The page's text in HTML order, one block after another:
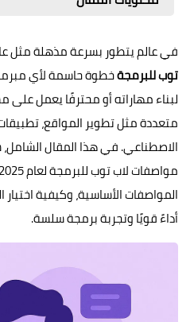
في عالم يتطور بسرعة مذهلة مثل
توب للبرمجةخطوة حاسمة لأي
لبناء مهاراته أو محترفًا يعمل
متعددة مثل تطوير المواقع،
الاصطناعي. في هذا المقال
المواصفات الأساسية، وكيفية
أداءً قويًا وتجربة برمجة سلسة.